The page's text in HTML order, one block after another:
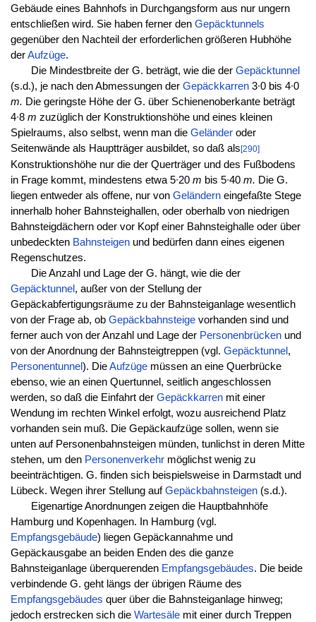
Gebäude eines Bahnhofs in Durchgangsform aus nur ungern
entschließen wird. Sie haben ferner den Gepäcktunnels
gegenüber den Nachteil der erforderlichen größeren Hubhöhe
derAufzüge.
Die Mindestbreite der G. beträgt, wie die der Gepäcktunnel
(s.d.), je nach den Abmessungen der Gepäckkarren3∙0 bis 4∙0
m. Die geringste Höhe der G. über Schienenoberkante beträgt
4∙8 m zuzüglich der Konstruktionshöhe und eines kleinen
Spielraums, also selbst, wenn man die Geländeroder
Seitenwände als Hauptträger ausbildet, so daß als [290]
Konstruktionshöhe nur die der Querträger und des Fußbodens
in Frage kommt, mindestens etwa 5∙20 m bis 5∙40 m. Die G.
liegen entweder als offene, nur von Geländerneingefaßte Stege
innerhalb hoher Bahnsteighallen, oder oberhalb von niedrigen
Bahnsteigdächern oder vor Kopf einer Bahnsteighalle oder über
unbedeckten Bahnsteigenund bedürfen dann eines eigenen
Regenschutzes.
Die Anzahl und Lage der G. hängt, wie die der
Gepäcktunnel , außer von der Stellung der
Gepäckabfertigungsräume zu der Bahnsteiganlage wesentlich
von der Frage ab, ob Gepäckbahnsteigevorhanden sind und
ferner auch von der Anzahl und Lage der Personenbrückenund
von der Anordnung der Bahnsteigtreppen (vgl. Gepäcktunnel ,
Personentunnel). DieAufzügemüssen an eine Querbrücke
ebenso, wie an einen Quertunnel, seitlich angeschlossen
werden, so daß die Einfahrt der Gepäckkarrenmit einer
Wendung im rechten Winkel erfolgt, wozu ausreichend Platz
vorhanden sein muß. Die Gepäckaufzüge sollen, wenn sie
unten auf Personenbahnsteigen münden, tunlichst in deren Mitte
stehen, um den Personenverkehrmöglichst wenig zu
beeinträchtigen. G. finden sich beispielsweise in Darmstadt und
Lübeck. Wegen ihrer Stellung aufGepäckbahnsteigen(s.d.).
Eigenartige Anordnungen zeigen die Hauptbahnhöfe
Hamburg und Kopenhagen. In Hamburg (vgl.
Empfangsgebäude) liegen Gepäckannahme und
Gepäckausgabe an beiden Enden des die ganze
Bahnsteiganlage überquerenden Empfangsgebäudes. Die beide
verbindende G. geht längs der übrigen Räume des
Empfangsgebäudes quer über die Bahnsteiganlage hinweg;
jedoch erstrecken sich die Wartesälemit einer durch Treppen